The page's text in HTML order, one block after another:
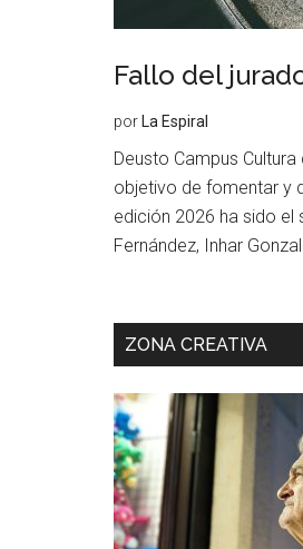
Fallo del
por La Espiral
Deusto Campus
objetivo de fomentar y
edición 2026 ha sido el
Fernández, Inhar
ZONA CREATIVA